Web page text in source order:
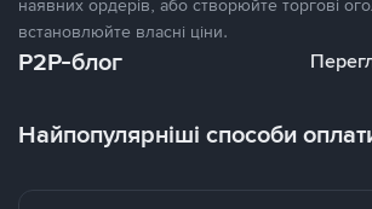
наявних ордерів, або створюйте торгові
встановлюйте власні ціни.
P2P-блог
Найпопулярніші способи